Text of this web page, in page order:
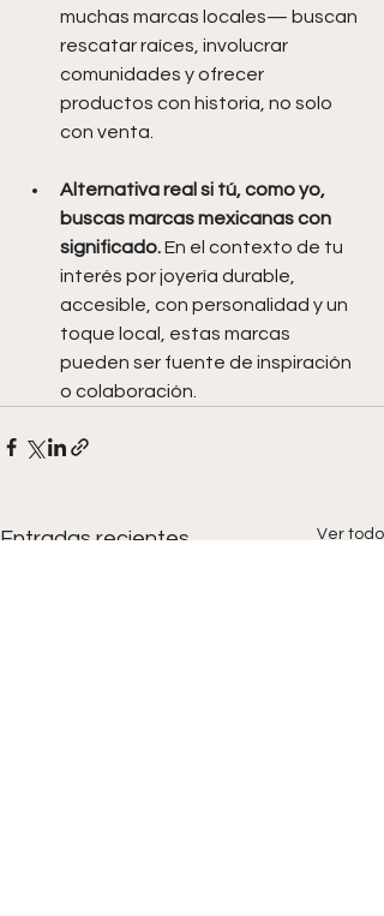
muchas marcas locales— buscan
rescatar raíces, involucrar
comunidades y ofrecer
productos con historia, no solo
con venta.
Alternativa real si tú, como yo,
buscas marcas mexicanas con
significado. En el contexto de tu
interés por joyería durable,
accesible, con personalidad y un
toque local, estas marcas
pueden ser fuente de inspiración
o colaboración.
Entradas recientes Ver todo